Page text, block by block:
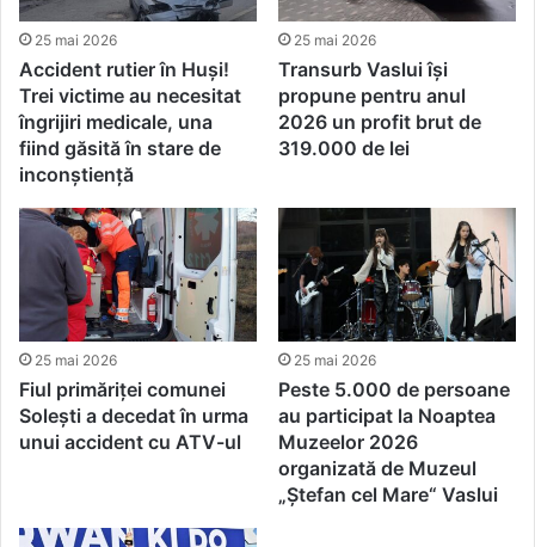
25 mai 2026
Accident rutier în Huși!
Trei victime au necesitat
îngrijiri medicale, una
fiind găsită în stare de
inconștiență
25 mai 2026
Transurb Vaslui își
propune pentru anul
2026 un profit brut de
319.000 de lei
25 mai 2026
Fiul primăriței comunei
Solești a decedat în urma
unui accident cu ATV-ul
25 mai 2026
Peste 5.000 de persoane
au participat la Noaptea
Muzeelor 2026
organizată de Muzeul
„Ștefan cel Mare“ Vaslui